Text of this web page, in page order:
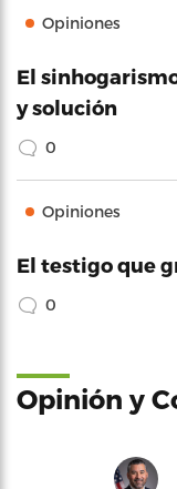
Opiniones
El
y solución
0
Opiniones
El testigo que
0
Opinión y